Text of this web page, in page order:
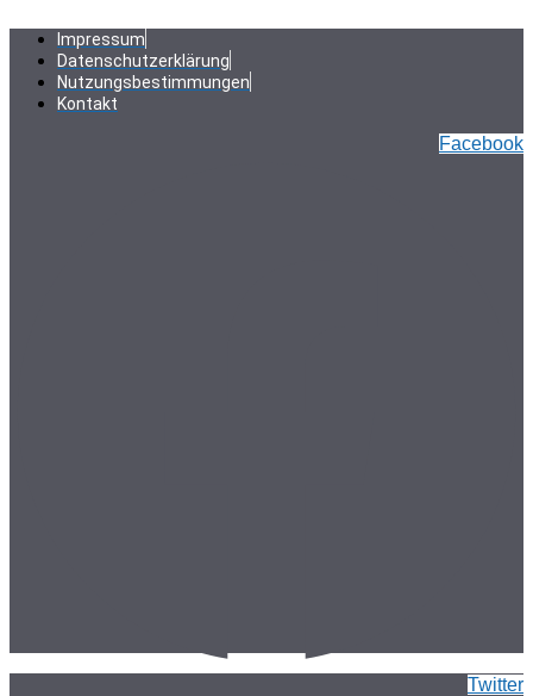
Inhalt
springen
Impressum
Datenschutzerklärung
Nutzungsbestimmungen
Kontakt
Facebook
Twitter